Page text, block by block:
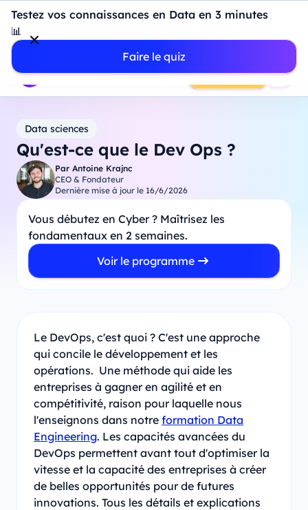
Testez vos connaissances en Data en 3 minutes
📊
Faire le quiz
Introduction à Power BI : construisez votre premier
dashboard de A à Z
- Mardi 11
18h00
Professionnels
Étudiants Parents Entreprises
Prendre RDV
Data sciences
Qu'est-ce que le Dev Ops ?
Par Antoine Krajnc
CEO & Fondateur
Dernière mise à jour le 16/6/2026
Vous débutez en Cyber ? Maîtrisez les
fondamentaux en 2 semaines.
Voir le programme
Le DevOps, c'est quoi ? C'est une approche
qui concile le développement et les
opérations. Une méthode qui aide les
entreprises à gagner en agilité et en
compétitivité, raison pour laquelle nous
l'enseignons dans notre formation Data
Engineering. Les capacités avancées du
DevOps permettent avant tout d'optimiser la
vitesse et la capacité des entreprises à créer
de belles opportunités pour de futures
innovations. Tous les détails et explications